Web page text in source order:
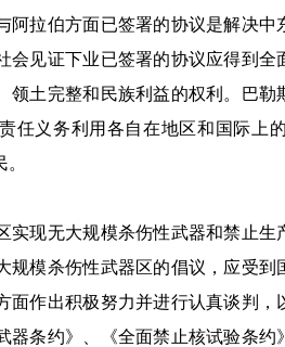
阿拉伯方面已签署的协议是解决
会见证下业已签署的协议应得到
领土完整和民族利益的权利。巴
任义务利用各自在地区和国际上
现无大规模杀伤性武器和禁止生
规模杀伤性武器区的倡议，应受
面作出积极努力并进行认真谈判
器条约》、《全面禁止核试验条